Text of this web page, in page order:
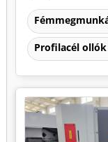
Profilacél